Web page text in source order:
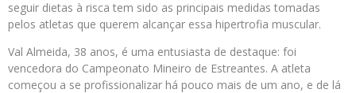
seguir dietas à risca tem sido as principais medidas tomadas
pelos atletas que querem alcançar essa hipertrofia muscular.
Val Almeida, 38 anos, é uma entusiasta de destaque: foi
vencedora do Campeonato Mineiro de Estreantes. A atleta
começou a se profissionalizar há pouco mais de um ano, e de lá